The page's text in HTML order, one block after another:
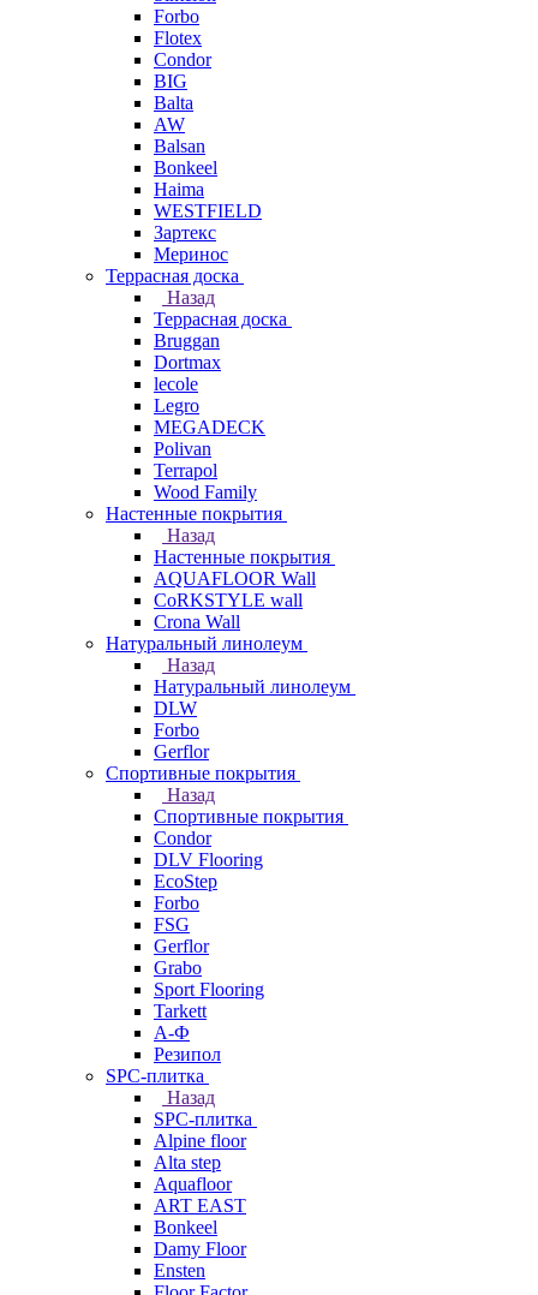
Forbo
Flotex
Condor
BIG
Balta
AW
Balsan
Bonkeel
Haima
WESTFIELD
Зартекс
Меринос
Террасная доска
Назад
Террасная доска
Bruggan
Dortmax
lecole
Legro
MEGADECK
Polivan
Terrapol
Wood Family
Настенные покрытия
Назад
Настенные покрытия
AQUAFLOOR Wall
CoRKSTYLE wall
Crona Wall
Натуральный линолеум
Назад
Натуральный линолеум
DLW
Forbo
Gerflor
Спортивные покрытия
Назад
Спортивные покрытия
Condor
DLV Flooring
EcoStep
Forbo
FSG
Gerflor
Grabo
Sport Flooring
Tarkett
А-Ф
Резипол
SPC-плитка
Назад
SPC-плитка
Alpine floor
Alta step
Aquafloor
ART EAST
Bonkeel
Damy Floor
Ensten